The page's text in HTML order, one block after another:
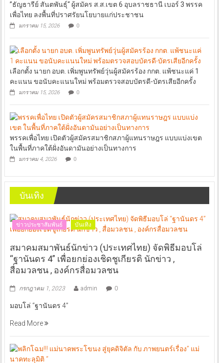
”ธัญธารีย์ สันตพันธุ์“ ผู้สมัคร ส.ส.เขต 6 อุบลราชธานี เบอร์ 3 พรรค
เพื่อไทย ลงพื้นที่ปราศรัยนโยบายแก่ประชาชน
มกราคม 15, 2026 0
เลือกตั้ง นายก อบต. เพิ่มพูนทรัพย์วุ่นผู้สมัครร้อง กกต. แพ้ชนะแค่ 1
คะแนน ขอนับคะแนนใหม่ พร้อมตรวจสอบบัตรดี-บัตรเสียอีกครั้ง
มกราคม 15, 2026 0
พรรคเพื่อไทย เปิดตัวผู้สมัครสมาชิกสภาผู้แทนราษฎร แบบแบ่งเขต
ในพื้นที่ภาคใต้ฝั่งอันดามันอย่างเป็นทางการ
มกราคม 4, 2026 0
บันเทิง
ข่าวประชาสัมพันธ์ บันเทิง
สมาคมสมาพันธ์นักข่าว (ประเทศไทย) จัดพิธีมอบโล่
“ฐานันดร 4” เพื่อยกย่องเชิดชูเกียรติ นักข่าว ,
สื่อมวลชน , องค์กรสื่อมวลชน
กรกฎาคม 1, 2023 admin 0
มอบโล่ “ฐานันดร 4”
Read More